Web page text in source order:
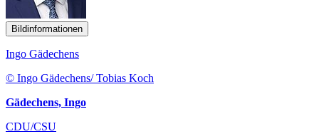
Bildinformationen
Ingo Gädechens
© Ingo Gädechens/ Tobias Koch
Gädechens, Ingo
CDU/CSU